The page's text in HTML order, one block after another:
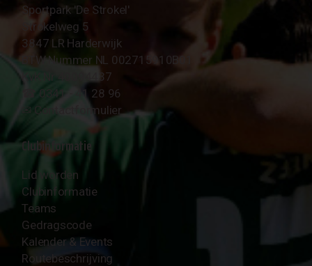
Sportpark 'De Strokel'
Strokelweg 5
3847 LR Harderwijk
BTW Nummer NL 002715910B01
KvK Nr 40094437
☎︎ 0341 - 41 28 96
✉︎ Contactformulier
Clubinformatie
Lid worden
Clubinformatie
Teams
Gedragscode
Kalender & Events
Routebeschrijving